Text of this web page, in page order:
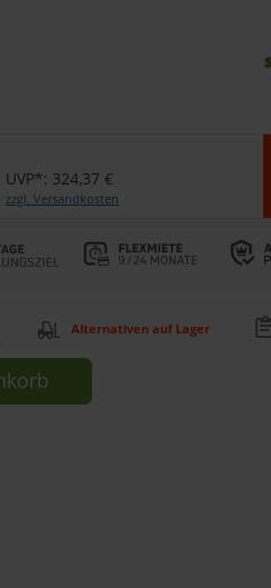
UVP*: 324,37 €
zzgl. Versandkosten
Alternativen auf Lager